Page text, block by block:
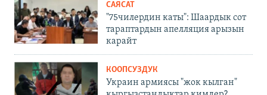
САЯСАТ
"75чилердин каты": Шаардык сот
тараптардын апелляция арызын
карайт
КООПСУЗДУК
Украин армиясы "жок кылган"